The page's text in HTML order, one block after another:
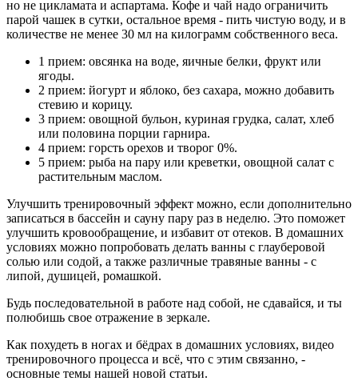
но не цикламата и аспартама. Кофе и чай надо ограничить
парой чашек в сутки, остальное время - пить чистую воду, и в
количестве не менее 30 мл на килограмм собственного веса.
1 прием: овсянка на воде, яичные белки, фрукт или
ягоды.
2 прием: йогурт и яблоко, без сахара, можно добавить
стевию и корицу.
3 прием: овощной бульон, куриная грудка, салат, хлеб
или половина порции гарнира.
4 прием: горсть орехов и творог 0%.
5 прием: рыба на пару или креветки, овощной салат с
растительным маслом.
Улучшить тренировочный эффект можно, если дополнительно
записаться в бассейн и сауну пару раз в неделю. Это поможет
улучшить кровообращение, и избавит от отеков. В домашних
условиях можно попробовать делать ванны с глауберовой
солью или содой, а также различные травяные ванны - с
липой, душицей, ромашкой.
Будь последовательной в работе над собой, не сдавайся, и ты
полюбишь свое отражение в зеркале.
Как похудеть в ногах и бёдрах в домашних условиях, видео
тренировочного процесса и всё, что с этим связанно, -
основные темы нашей новой статьи.